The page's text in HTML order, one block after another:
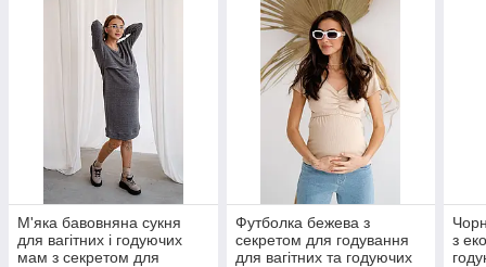
М'яка бавовняна сукня
для вагітних і годуючих
мам з секретом для
Футболка бежева з
секретом для годування
для вагітних та годуючих
з